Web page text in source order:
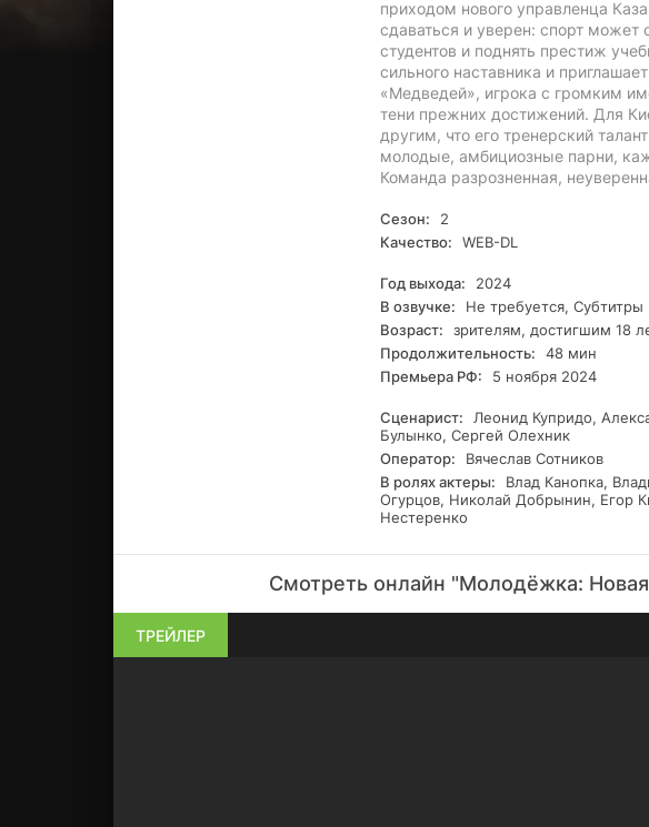
приходом нового управленца
сдаваться и уверен: спорт может
студентов и поднять престиж
сильного наставника и
«Медведей», игрока с громким
тени прежних достижений. Для
другим, что его тренерский
молодые, амбициозные парни,
Команда разрозненная,
Сезон: 2
Качество:
WEB-DL
Год выхода:
2024
В озвучке:
Не требуется, Субтитры
Возраст:
зрителям, достигшим 18
Продолжительность:
48 мин
Премьера РФ:
5 ноября 2024
Сценарист:
Леонид Купридо,
Булынко, Сергей Олехник
Оператор:
Вячеслав Сотников
В ролях актеры:
Влад Канопка,
Огурцов, Николай Добрынин, Егор
Нестеренко
Смотреть онлайн "Молодёжка:
ТРЕЙЛЕР